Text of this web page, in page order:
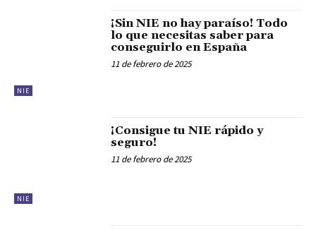
NIE
¡Sin NIE no hay paraíso! Todo
lo que necesitas saber para
conseguirlo en España
11 de febrero de 2025
NIE
¡Consigue tu NIE rápido y
seguro!
11 de febrero de 2025